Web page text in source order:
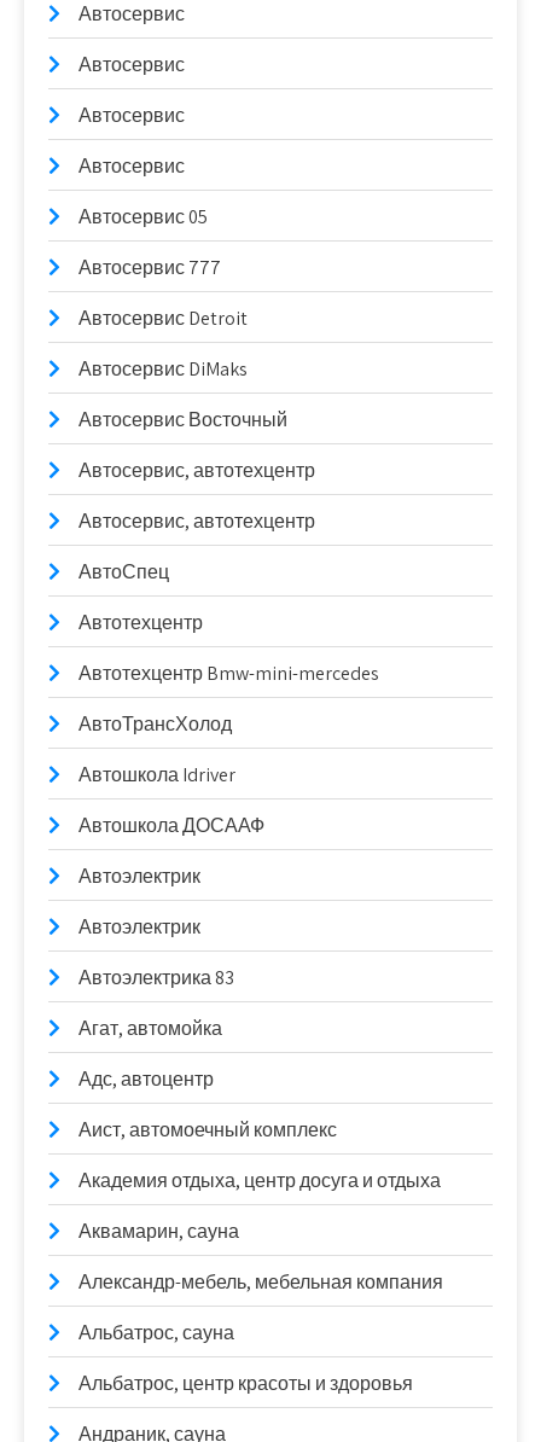
Автосервис
Автосервис
Автосервис
Автосервис
Автосервис 05
Автосервис 777
Автосервис Detroit
Автосервис DiMaks
Автосервис Восточный
Автосервис, автотехцентр
Автосервис, автотехцентр
АвтоСпец
Автотехцентр
Автотехцентр Bmw-mini-mercedes
АвтоТрансХолод
Автошкола Idriver
Автошкола ДОСААФ
Автоэлектрик
Автоэлектрик
Автоэлектрика 83
Агат, автомойка
Адс, автоцентр
Аист, автомоечный комплекс
Академия отдыха, центр досуга и отдыха
Аквамарин, сауна
Александр-мебель, мебельная компания
Альбатрос, сауна
Альбатрос, центр красоты и здоровья
Андраник, сауна